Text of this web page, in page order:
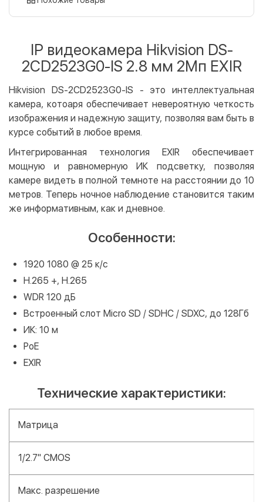
LiqPay
Apple Pay
Google Pay
Безналичный расчет
Оплата на карту юр.лица
Бесплатно
Кредит
Мгновенная рассрочка (Приватбанк)
Оплата частями (Приватбанк)
Покупка частями (Монобанк)
IP видеокамера Hikvision DS-
2CD2523G0-IS 2.8 мм 2Мп EXIR
Hikvision DS-2CD2523G0-IS - это интеллектуальная
камера, котоаря обеспечивает невероятную четкость
изображения и надежную защиту, позволяя вам быть в
курсе событий в любое время.
Интегрированная технология EXIR обеспечивает
мощную и равномерную ИК подсветку, позволяя
камере видеть в полной темноте на расстоянии до 10
метров. Теперь ночное наблюдение становится таким
же информативным, как и дневное.
Особенности:
1920 1080 @ 25 к/с
H.265 +, H.265
WDR 120 дБ
Встроенный слот Micro SD / SDHC / SDXC, до 128Гб
ИК: 10 м
PoE
EXIR
Технические характеристики:
Матрица
1/2.7" CMOS
Макс. разрешение